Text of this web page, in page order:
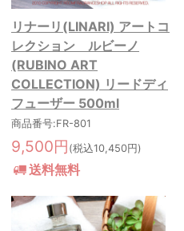
リナーリ(LINARI) アートコ
レクション ルビーノ
(RUBINO ART
COLLECTION) リードディ
フューザー 500ml
商品番号:FR-801
9,500円 (税込10,450円)
送料無料